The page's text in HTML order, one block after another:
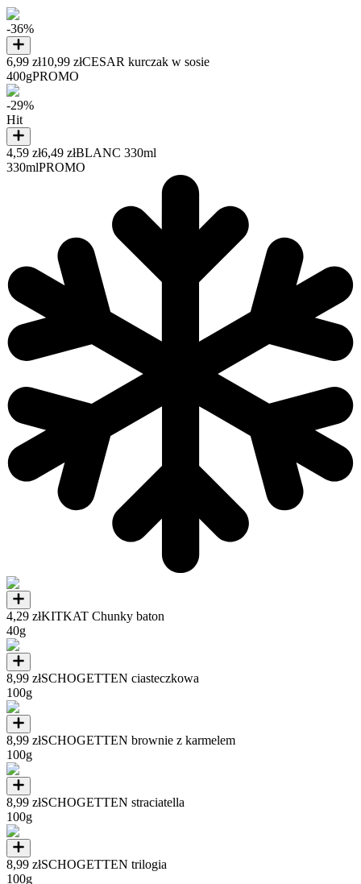
-36%
6,99 zł10,99 złCESAR kurczak w sosie
400gPROMO
-29%
Hit
4,59 zł6,49 złBLANC 330ml
330mlPROMO
4,29 złKITKAT Chunky baton
40g
8,99 złSCHOGETTEN ciasteczkowa
100g
8,99 złSCHOGETTEN brownie z karmelem
100g
8,99 złSCHOGETTEN straciatella
100g
8,99 złSCHOGETTEN trilogia
100g